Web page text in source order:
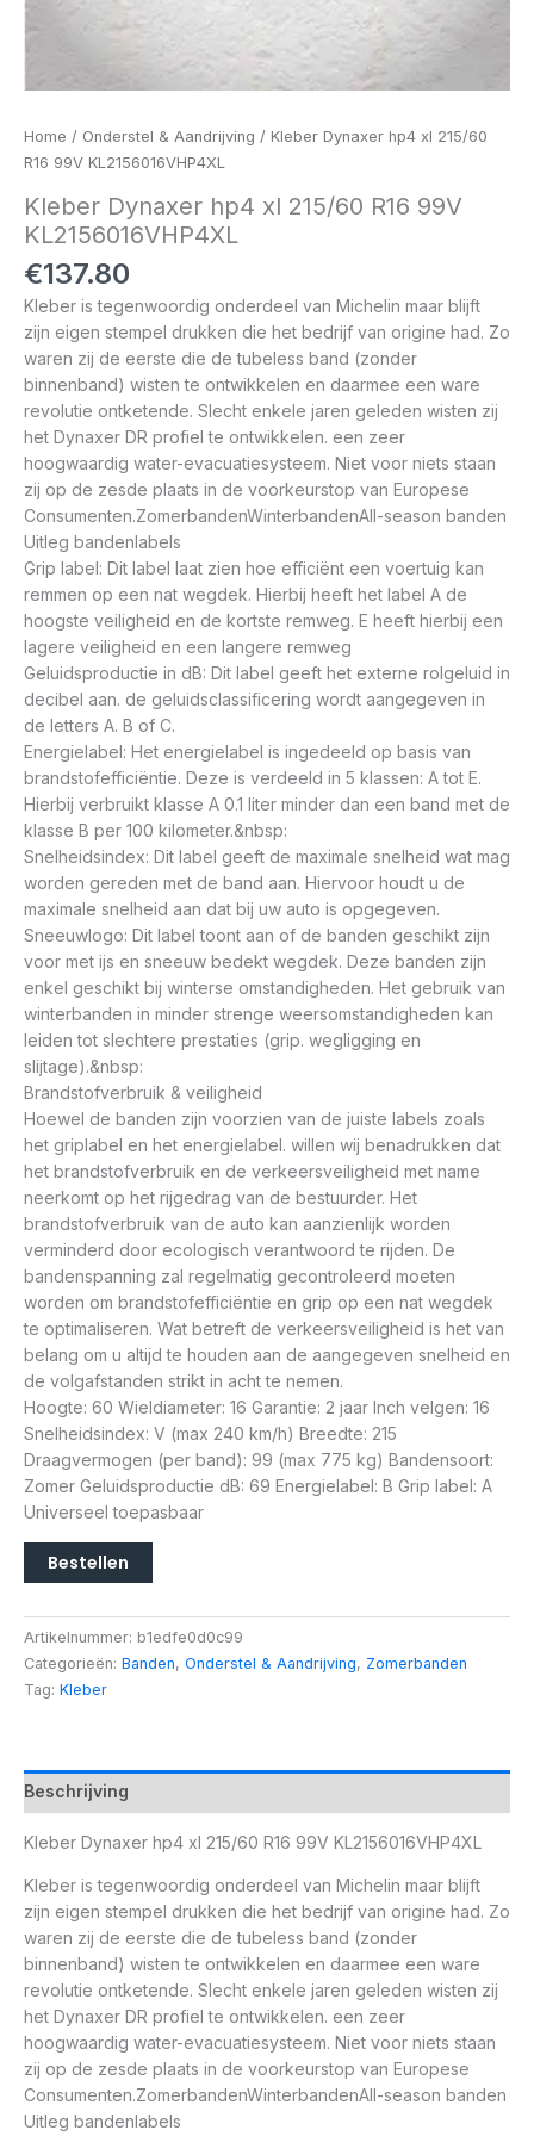
Home / Onderstel & Aandrijving / Kleber Dynaxer hp4 xl 215/60
R16 99V KL2156016VHP4XL
Kleber Dynaxer hp4 xl 215/60 R16 99V
KL2156016VHP4XL
€137.80
Kleber is tegenwoordig onderdeel van Michelin maar blijft
zijn eigen stempel drukken die het bedrijf van origine had. Zo
waren zij de eerste die de tubeless band (zonder
binnenband) wisten te ontwikkelen en daarmee een ware
revolutie ontketende. Slecht enkele jaren geleden wisten zij
het Dynaxer DR profiel te ontwikkelen. een zeer
hoogwaardig water-evacuatiesysteem. Niet voor niets staan
zij op de zesde plaats in de voorkeurstop van Europese
Consumenten.ZomerbandenWinterbandenAll-season banden
Uitleg bandenlabels
Grip label: Dit label laat zien hoe efficiënt een voertuig kan
remmen op een nat wegdek. Hierbij heeft het label A de
hoogste veiligheid en de kortste remweg. E heeft hierbij een
lagere veiligheid en een langere remweg
Geluidsproductie in dB: Dit label geeft het externe rolgeluid in
decibel aan. de geluidsclassificering wordt aangegeven in
de letters A. B of C.
Energielabel: Het energielabel is ingedeeld op basis van
brandstofefficiëntie. Deze is verdeeld in 5 klassen: A tot E.
Hierbij verbruikt klasse A 0.1 liter minder dan een band met de
klasse B per 100 kilometer.&nbsp:
Snelheidsindex: Dit label geeft de maximale snelheid wat mag
worden gereden met de band aan. Hiervoor houdt u de
maximale snelheid aan dat bij uw auto is opgegeven.
Sneeuwlogo: Dit label toont aan of de banden geschikt zijn
voor met ijs en sneeuw bedekt wegdek. Deze banden zijn
enkel geschikt bij winterse omstandigheden. Het gebruik van
winterbanden in minder strenge weersomstandigheden kan
leiden tot slechtere prestaties (grip. wegligging en
slijtage).&nbsp:
Brandstofverbruik & veiligheid
Hoewel de banden zijn voorzien van de juiste labels zoals
het griplabel en het energielabel. willen wij benadrukken dat
het brandstofverbruik en de verkeersveiligheid met name
neerkomt op het rijgedrag van de bestuurder. Het
brandstofverbruik van de auto kan aanzienlijk worden
verminderd door ecologisch verantwoord te rijden. De
bandenspanning zal regelmatig gecontroleerd moeten
worden om brandstofefficiëntie en grip op een nat wegdek
te optimaliseren. Wat betreft de verkeersveiligheid is het van
belang om u altijd te houden aan de aangegeven snelheid en
de volgafstanden strikt in acht te nemen.
Hoogte: 60 Wieldiameter: 16 Garantie: 2 jaar Inch velgen: 16
Snelheidsindex: V (max 240 km/h) Breedte: 215
Draagvermogen (per band): 99 (max 775 kg) Bandensoort:
Zomer Geluidsproductie dB: 69 Energielabel: B Grip label: A
Universeel toepasbaar
Bestellen
Artikelnummer: b1edfe0d0c99
Categorieën: Banden, Onderstel & Aandrijving, Zomerbanden
Tag: Kleber
Beschrijving
Kleber Dynaxer hp4 xl 215/60 R16 99V KL2156016VHP4XL
Kleber is tegenwoordig onderdeel van Michelin maar blijft
zijn eigen stempel drukken die het bedrijf van origine had. Zo
waren zij de eerste die de tubeless band (zonder
binnenband) wisten te ontwikkelen en daarmee een ware
revolutie ontketende. Slecht enkele jaren geleden wisten zij
het Dynaxer DR profiel te ontwikkelen. een zeer
hoogwaardig water-evacuatiesysteem. Niet voor niets staan
zij op de zesde plaats in de voorkeurstop van Europese
Consumenten.ZomerbandenWinterbandenAll-season banden
Uitleg bandenlabels